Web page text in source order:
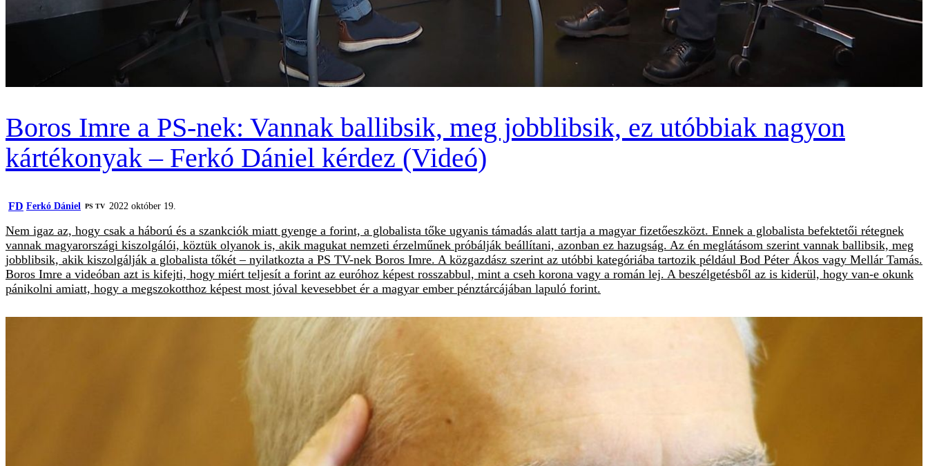
Boros Imre a PS-nek: Vannak ballibsik, meg jobblibsik, ez utóbbiak nagyon
kártékonyak – Ferkó Dániel kérdez (Videó)
FD Ferkó Dániel PS TV 2022 október 19.
Nem igaz az, hogy csak a háború és a szankciók miatt gyenge a forint, a globalista tőke ugyanis támadás alatt tartja a magyar fizetőeszközt. Ennek a globalista befektetői rétegnek
vannak magyarországi kiszolgálói, köztük olyanok is, akik magukat nemzeti érzelműnek próbálják beállítani, azonban ez hazugság. Az én meglátásom szerint vannak ballibsik, meg
jobblibsik, akik kiszolgálják a globalista tőkét – nyilatkozta a PS TV-nek Boros Imre. A közgazdász szerint az utóbbi kategóriába tartozik például Bod Péter Ákos vagy Mellár Tamás.
Boros Imre a videóban azt is kifejti, hogy miért teljesít a forint az euróhoz képest rosszabbul, mint a cseh korona vagy a román lej. A beszélgetésből az is kiderül, hogy van-e okunk
pánikolni amiatt, hogy a megszokotthoz képest most jóval kevesebbet ér a magyar ember pénztárcájában lapuló forint.